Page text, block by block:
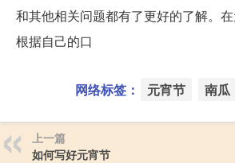
和其他相关问题都有了更好的了解。
根据自己的口
网络标签： 元宵节 南瓜
上一篇
如何写好元宵节